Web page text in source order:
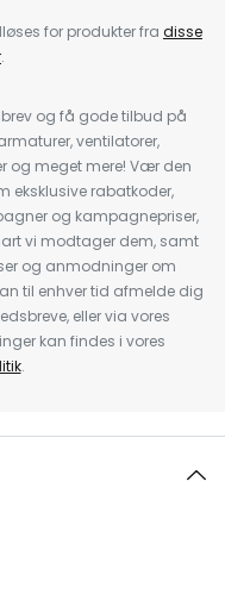
for produkter fra disse
.
og få gode tilbud på
ventilatorer,
og meget mere! Vær den
eksklusive rabatkoder,
og kampagnepriser,
vi modtager dem, samt
og anmodninger om
til enhver tid afmelde dig
eller via vores
kan findes i vores
.